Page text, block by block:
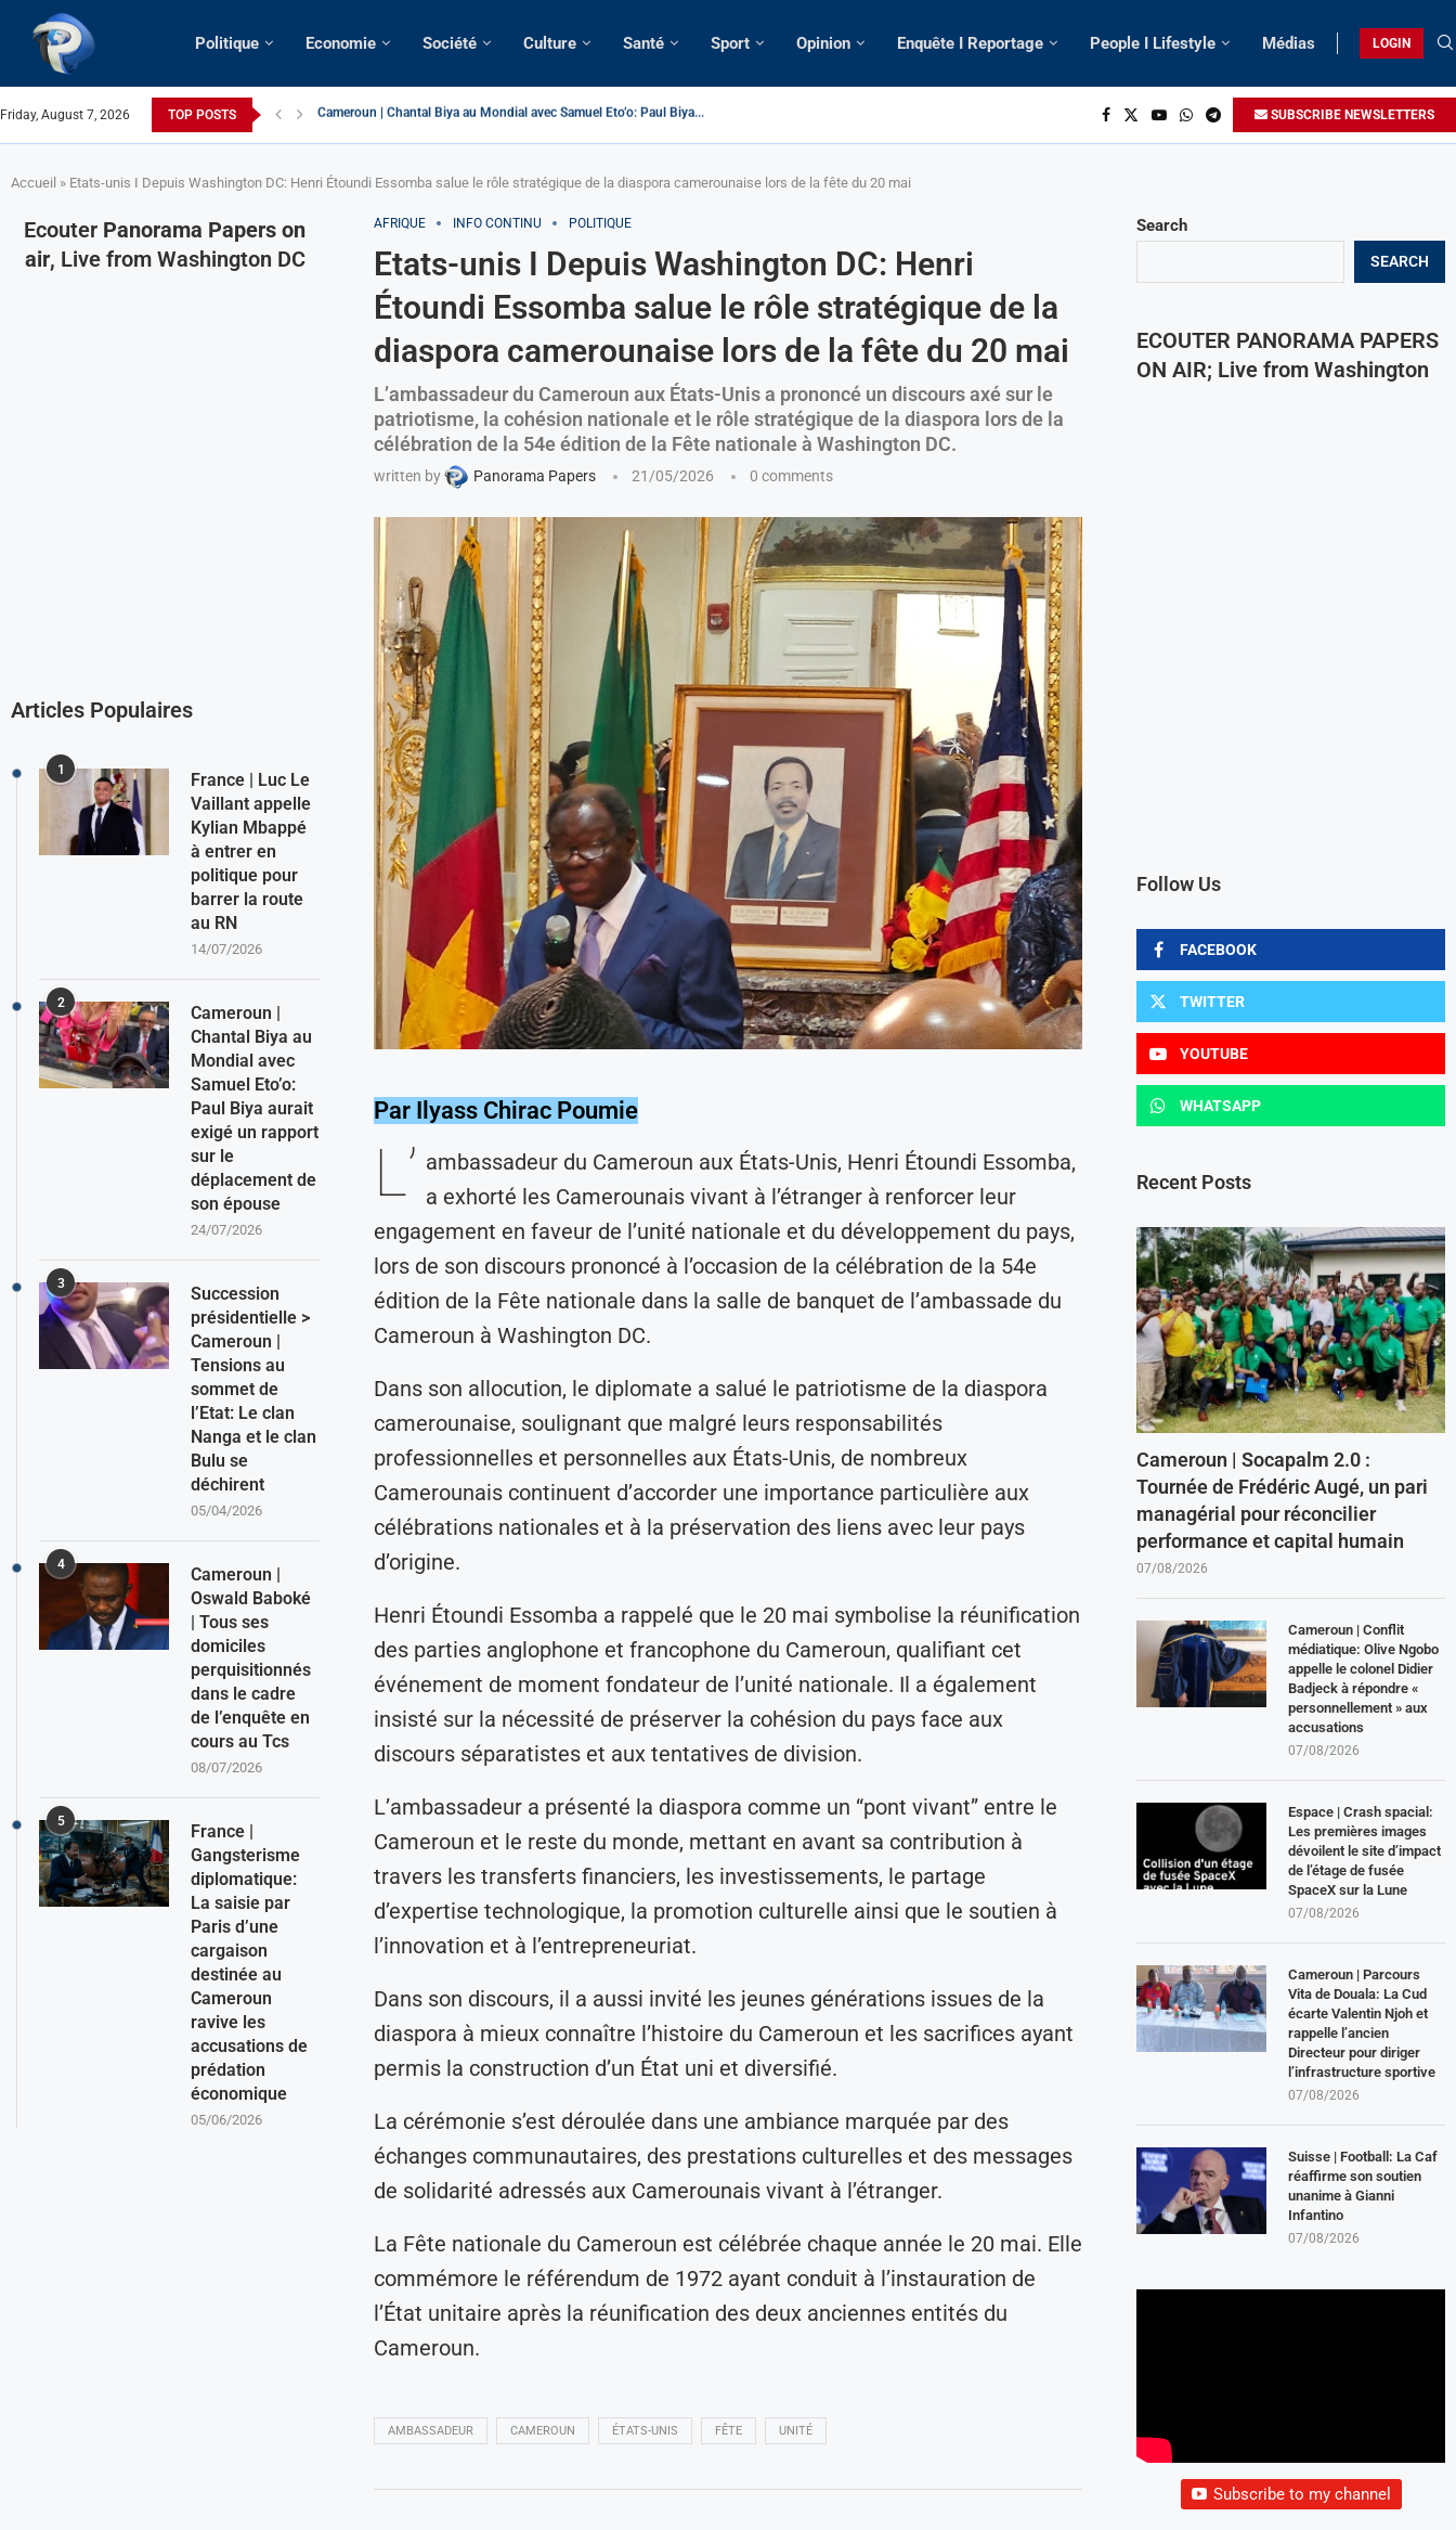
Politique Economie Société Culture Santé Sport Opinion Enquête I Reportage People I Lifestyle Médias LOGIN
Friday, August 7, 2026 TOP POSTS Succession présidentielle > Cameroun | Tensions au sommet de l’Etat: Le... SUBSCRIBE NEWSLETTERS
Accueil » Etats-unis I Depuis Washington DC: Henri Étoundi Essomba salue le rôle stratégique de la diaspora camerounaise lors de la fête du 20 mai
AFRIQUE INFO CONTINU POLITIQUE
Etats-unis I Depuis Washington DC: Henri
Étoundi Essomba salue le rôle stratégique de la
diaspora camerounaise lors de la fête du 20 mai
L’ambassadeur du Cameroun aux États-Unis a prononcé un discours axé sur le
patriotisme, la cohésion nationale et le rôle stratégique de la diaspora lors de la
célébration de la 54e édition de la Fête nationale à Washington DC.
written by Panorama Papers 21/05/2026 0 comments
Par Ilyass Chirac Poumie
L’ ambassadeur du Cameroun aux États-Unis, Henri Étoundi Essomba,
a exhorté les Camerounais vivant à l’étranger à renforcer leur
engagement en faveur de l’unité nationale et du développement du pays,
lors de son discours prononcé à l’occasion de la célébration de la 54e
édition de la Fête nationale dans la salle de banquet de l’ambassade du
Cameroun à Washington DC.
Dans son allocution, le diplomate a salué le patriotisme de la diaspora
camerounaise, soulignant que malgré leurs responsabilités
professionnelles et personnelles aux États-Unis, de nombreux
Camerounais continuent d’accorder une importance particulière aux
célébrations nationales et à la préservation des liens avec leur pays
d’origine.
Henri Étoundi Essomba a rappelé que le 20 mai symbolise la réunification
des parties anglophone et francophone du Cameroun, qualifiant cet
événement de moment fondateur de l’unité nationale. Il a également
insisté sur la nécessité de préserver la cohésion du pays face aux
discours séparatistes et aux tentatives de division.
L’ambassadeur a présenté la diaspora comme un “pont vivant” entre le
Cameroun et le reste du monde, mettant en avant sa contribution à
travers les transferts financiers, les investissements, le partage
d’expertise technologique, la promotion culturelle ainsi que le soutien à
l’innovation et à l’entrepreneuriat.
Dans son discours, il a aussi invité les jeunes générations issues de la
diaspora à mieux connaître l’histoire du Cameroun et les sacrifices ayant
permis la construction d’un État uni et diversifié.
La cérémonie s’est déroulée dans une ambiance marquée par des
échanges communautaires, des prestations culturelles et des messages
de solidarité adressés aux Camerounais vivant à l’étranger.
La Fête nationale du Cameroun est célébrée chaque année le 20 mai. Elle
commémore le référendum de 1972 ayant conduit à l’instauration de
l’État unitaire après la réunification des deux anciennes entités du
Cameroun.
AMBASSADEUR CAMEROUN ÉTATS-UNIS FÊTE UNITÉ
Search
SEARCH
ECOUTER PANORAMA PAPERS
ON AIR; Live from Washington
Follow Us
FACEBOOK
TWITTER
YOUTUBE
WHATSAPP
Recent Posts
Cameroun | Socapalm 2.0 :
Tournée de Frédéric Augé, un pari
managérial pour réconcilier
performance et capital humain
07/08/2026
Cameroun | Conflit
médiatique: Olive Ngobo
appelle le colonel Didier
Badjeck à répondre «
personnellement » aux
accusations
07/08/2026
Espace | Crash spacial:
Les premières images
dévoilent le site d’impact
de l’étage de fusée
SpaceX sur la Lune
07/08/2026
Cameroun | Parcours
Vita de Douala: La Cud
écarte Valentin Njoh et
rappelle l’ancien
Directeur pour diriger
l’infrastructure sportive
07/08/2026
Suisse | Football: La Caf
réaffirme son soutien
unanime à Gianni
Infantino
07/08/2026
Subscribe to my channel
Ecouter Panorama Papers on
air, Live from Washington DC
Articles Populaires
1
France | Luc Le
Vaillant appelle
Kylian Mbappé
à entrer en
politique pour
barrer la route
au RN
14/07/2026
2
Cameroun |
Chantal Biya au
Mondial avec
Samuel Eto’o:
Paul Biya aurait
exigé un rapport
sur le
déplacement de
son épouse
24/07/2026
3
Succession
présidentielle >
Cameroun |
Tensions au
sommet de
l’Etat: Le clan
Nanga et le clan
Bulu se
déchirent
05/04/2026
4
Cameroun |
Oswald Baboké
| Tous ses
domiciles
perquisitionnés
dans le cadre
de l’enquête en
cours au Tcs
08/07/2026
5
France |
Gangsterisme
diplomatique:
La saisie par
Paris d’une
cargaison
destinée au
Cameroun
ravive les
accusations de
prédation
économique
05/06/2026